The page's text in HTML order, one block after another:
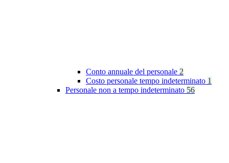
Conto annuale del personale 2
Costo personale tempo indeterminato 1
Personale non a tempo indeterminato 56